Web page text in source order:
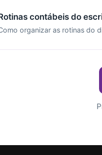
contábeis do
organizar as rotinas do